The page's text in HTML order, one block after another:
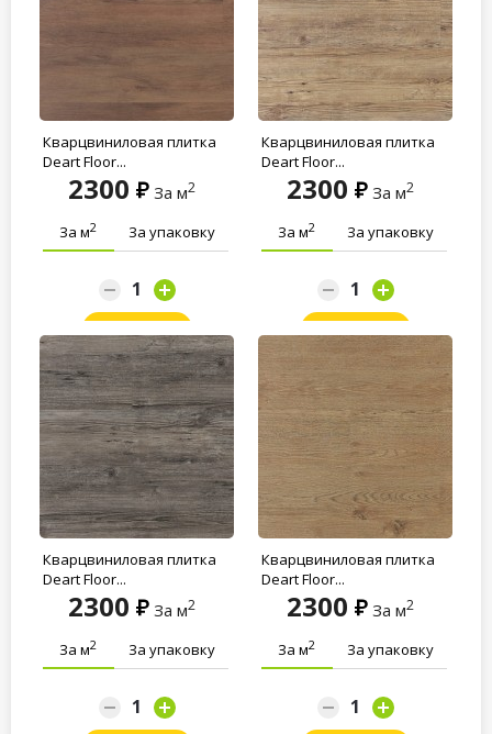
Кварцвиниловая плитка
Deart Floor...
2300 За м2
За м2 За упаковку
Заказать
Кварцвиниловая плитка
Deart Floor...
2300 За м2
За м2 За упаковку
Заказать
Кварцвиниловая плитка
Deart Floor...
2300 За м2
За м2 За упаковку
Кварцвиниловая плитка
Deart Floor...
2300 За м2
За м2 За упаковку